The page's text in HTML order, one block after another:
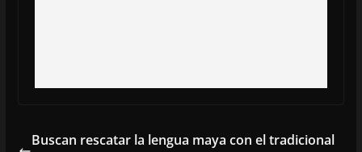
Buscan rescatar la lengua maya con el tradicional